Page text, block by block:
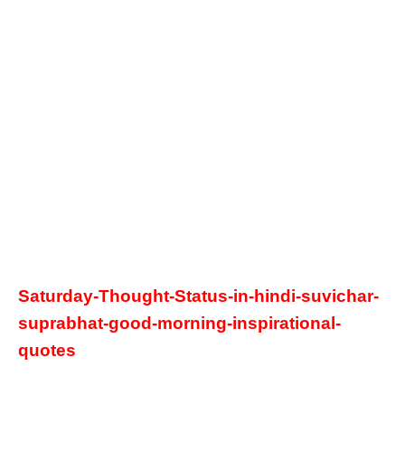
Saturday-Thought-Status-in-hindi-suvichar-
suprabhat-good-morning-inspirational-
quotes